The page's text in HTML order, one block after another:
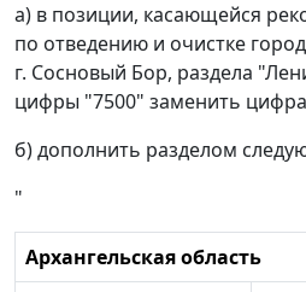
а) в позиции, касающейся
по отведению и очистке
г. Сосновый Бор, раздела
цифры "7500" заменить
б) дополнить разделом
"
Архангельская область